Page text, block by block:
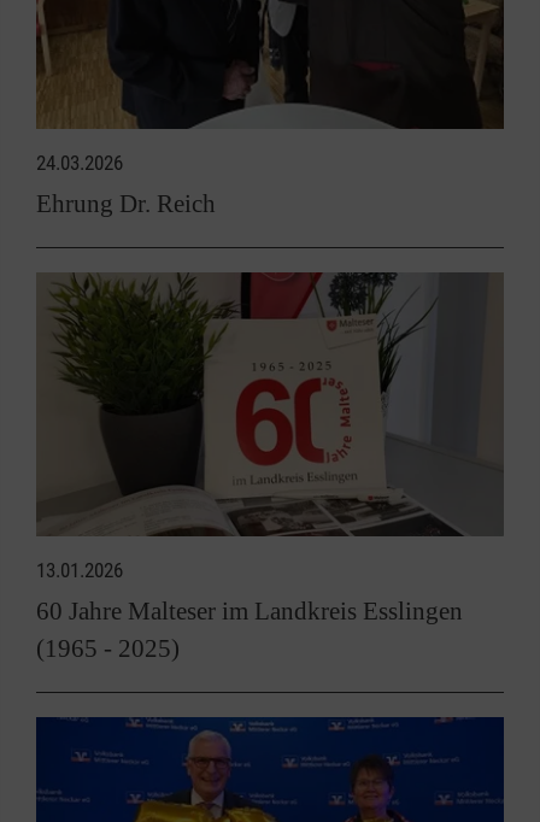
24.03.2026
Ehrung Dr. Reich
13.01.2026
60 Jahre Malteser im Landkreis Esslingen
(1965 - 2025)